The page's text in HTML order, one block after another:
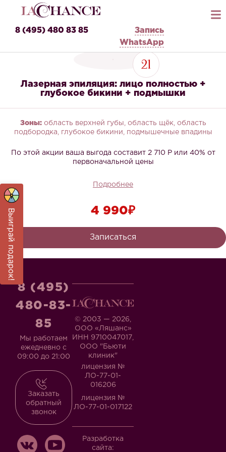
8 (495) 480 83 85
Запись
WhatsApp
21
Лазерная эпиляция: лицо полностью +
глубокое бикини + подмышки
Зоны:область верхней губы, область щёк, область
подбородка, глубокое бикини, подмышечные впадины
По этой акции ваша выгода составит 2 710 Р или 40% от
первоначальной цены
Подробнее
4 990₽
Записаться
© 2003 — 2026,
ООО «Ляшанс»
ИНН 9710047017,
ООО "Бьюти
клиник"
лицензия №
ЛО-77-01-
016206
лицензия №
ЛО-77-01-017122
Разработка
сайта:
8 (495)
480-83-
85
Мы работаем
ежедневно с
09:00 до 21:00
Заказать
обратный
звонок
Выиграй подарок!